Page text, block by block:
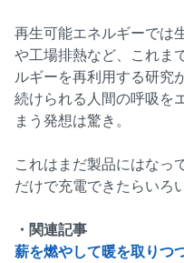
再生可能エネルギーでは
や工場排熱など、これま
ルギーを再利用する研究
続けられる人間の呼吸を
まう発想は驚き。
これはまだ製品にはなっ
だけで充電できたらいろ
・関連記事
薪を燃やして暖を取りつ